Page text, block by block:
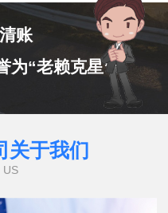
账
为“老赖克星”
关于我们
US